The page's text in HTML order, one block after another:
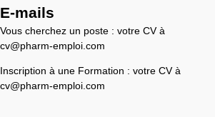
E-mails
Vous cherchez un poste : votre CV à
cv@pharm-emploi.com
Inscription à une Formation : votre CV à
cv@pharm-emploi.com